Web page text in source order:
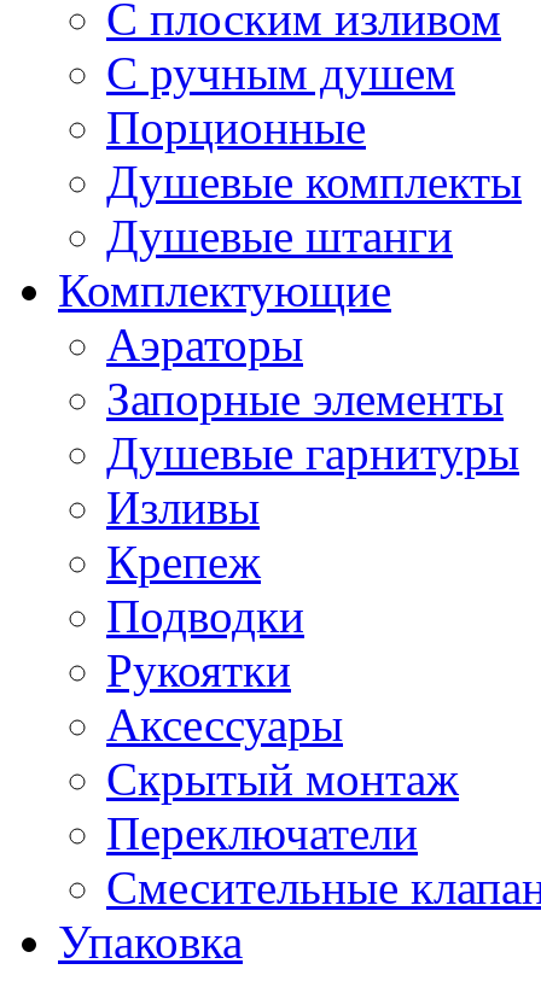
С плоским изливом
С ручным душем
Порционные
Душевые комплекты
Душевые штанги
Комплектующие
Аэраторы
Запорные элементы
Душевые гарнитуры
Изливы
Крепеж
Подводки
Рукоятки
Аксессуары
Скрытый монтаж
Переключатели
Смесительные
Упаковка